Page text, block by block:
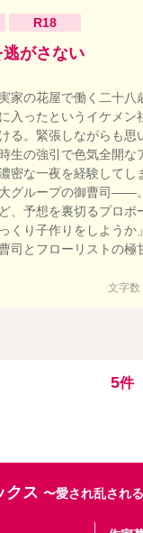
R18
がさない
家の花屋で働く二十八
に入ったというイケメン
ける。緊張しながらも思
時生の強引で色気全開な
密な一夜を経験してし
大グループの御曹司――
ど、予想を裏切るプロ
っくり子作りをしようか
司とフローリストの極
文字
5件
クス 〜愛され乱され